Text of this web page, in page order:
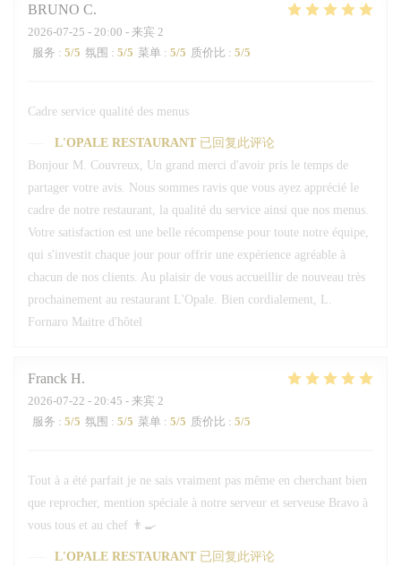
BRUNO C
2026-07-25 - 20:00 - 来宾 2
服务 : 5/5 氛围 : 5/5 菜单 : 5/5 质价比 : 5/5
Cadre service qualité des menus
L'OPALE RESTAURANT 已回复此评论
Bonjour M. Couvreux, Un grand merci d'avoir pris le temps de
partager votre avis. Nous sommes ravis que vous ayez apprécié le
cadre de notre restaurant, la qualité du service ainsi que nos menus.
Votre satisfaction est une belle récompense pour toute notre équipe,
qui s'investit chaque jour pour offrir une expérience agréable à
chacun de nos clients. Au plaisir de vous accueillir de nouveau très
prochainement au restaurant L'Opale. Bien cordialement, L.
Fornaro Maitre d'hôtel
Franck H
2026-07-22 - 20:45 - 来宾 2
服务 : 5/5 氛围 : 5/5 菜单 : 5/5 质价比 : 5/5
Tout à a été parfait je ne sais vraiment pas même en cherchant bien
que reprocher, mention spéciale à notre serveur et serveuse Bravo à
vous tous et au chef 👨‍🍳
L'OPALE RESTAURANT 已回复此评论